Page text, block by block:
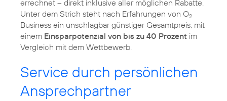
errechnet – direkt inklusive aller möglichen Rabatte.
Unter dem Strich steht nach Erfahrungen von O2
Business ein unschlagbar günstiger Gesamtpreis, mit
einem Einsparpotenzial von bis zu 40 Prozent im
Vergleich mit dem Wettbewerb.
Service durch persönlichen
Ansprechpartner